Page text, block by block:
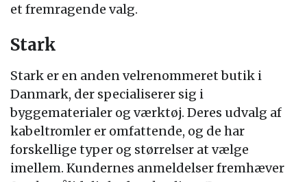
et fremragende valg.
Stark
Stark er en anden velrenommeret butik i
Danmark, der specialiserer sig i
byggematerialer og værktøj. Deres udvalg af
kabeltromler er omfattende, og de har
forskellige typer og størrelser at vælge
imellem. Kundernes anmeldelser fremhæver